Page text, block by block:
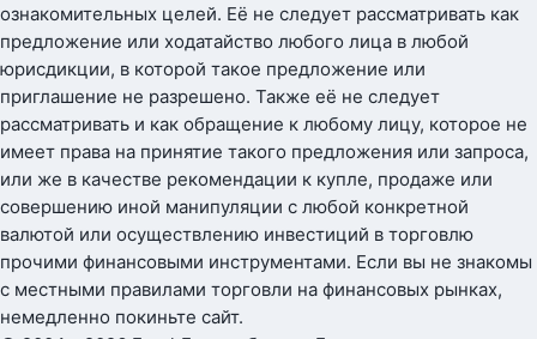
ознакомительных целей. Её не следует рассматривать как
предложение или ходатайство любого лица в любой
юрисдикции, в которой такое предложение или
приглашение не разрешено. Также её не следует
рассматривать и как обращение к любому лицу, которое не
имеет права на принятие такого предложения или запроса,
или же в качестве рекомендации к купле, продаже или
совершению иной манипуляции с любой конкретной
валютой или осуществлению инвестиций в торговлю
прочими финансовыми инструментами. Если вы не знакомы
с местными правилами торговли на финансовых рынках,
немедленно покиньте сайт.